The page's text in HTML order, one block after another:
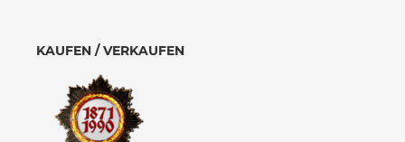
KAUFEN / VERKAUFEN